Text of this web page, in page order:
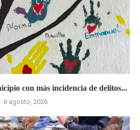
con más incidencia de delitos...
6 agosto, 2026